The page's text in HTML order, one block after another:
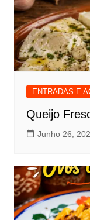
ENTRADAS E
Queijo
Junho 26,